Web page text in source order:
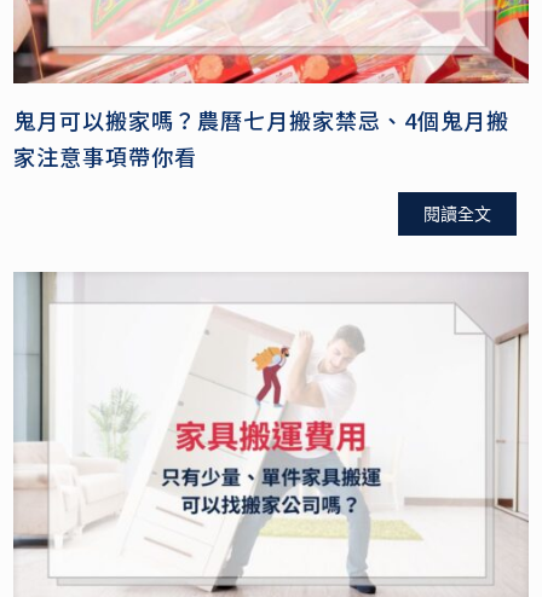
鬼月可以搬家嗎？農曆七月搬家禁忌、4個鬼月搬
家注意事項帶你看
閱讀全文